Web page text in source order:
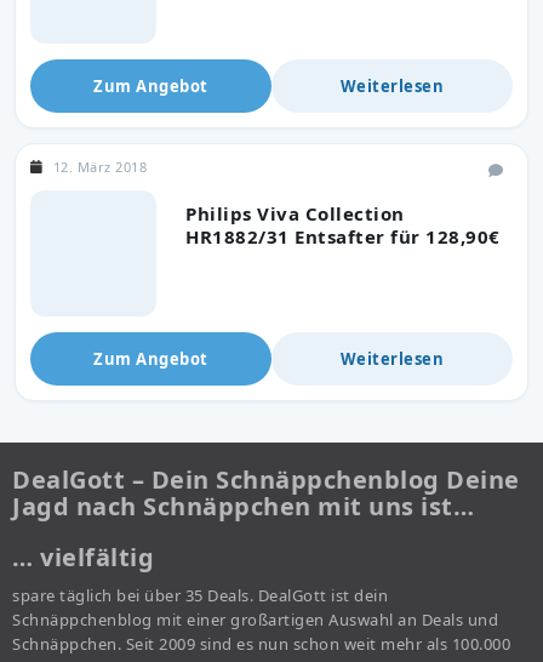
Zum Angebot Weiterlesen
Philips Viva Collection
HR1882/31 Entsafter für 128,90€
12. März 2018
Zum Angebot Weiterlesen
DealGott – Dein Schnäppchenblog Deine
Jagd nach Schnäppchen mit uns ist…
… vielfältig
spare täglich bei über 35 Deals. DealGott ist dein
Schnäppchenblog mit einer großartigen Auswahl an Deals und
Schnäppchen. Seit 2009 sind es nun schon weit mehr als 100.000